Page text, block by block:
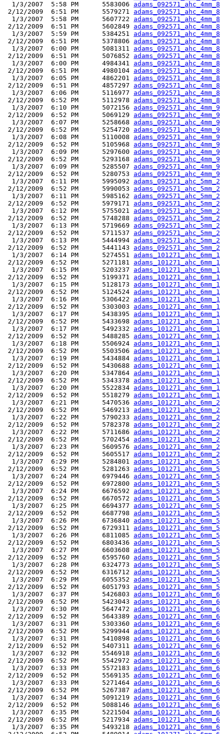
  1/3/2007  5:58 PM      5583006
2/12/2009  6:51 PM      5579271
  1/3/2007  5:58 PM      5607722
2/12/2009  6:51 PM      5602849
  1/3/2007  5:59 PM      5384251
2/12/2009  6:51 PM      5378806
  1/3/2007  6:00 PM      5081311
2/12/2009  6:51 PM      5076852
  1/3/2007  6:00 PM      4984341
2/12/2009  6:51 PM      4980104
  1/3/2007  6:05 PM      4862201
2/12/2009  6:51 PM      4857297
  1/3/2007  6:06 PM      5116977
2/12/2009  6:52 PM      5112978
  1/3/2007  6:10 PM      5072156
2/12/2009  6:52 PM      5069129
  1/3/2007  6:07 PM      5258668
2/12/2009  6:52 PM      5254720
  1/3/2007  6:08 PM      5110008
2/12/2009  6:52 PM      5105968
  1/3/2007  6:09 PM      5297600
2/12/2009  6:52 PM      5293168
  1/3/2007  6:09 PM      5285507
2/12/2009  6:52 PM      5280753
  1/3/2007  6:11 PM      5995092
2/12/2009  6:52 PM      5990053
  1/3/2007  6:11 PM      5985162
2/12/2009  6:52 PM      5979171
  1/3/2007  6:12 PM      5755021
2/12/2009  6:52 PM      5748288
  1/3/2007  6:13 PM      5719669
2/12/2009  6:52 PM      5711537
  1/3/2007  6:13 PM      5444994
2/12/2009  6:52 PM      5441143
  1/3/2007  6:14 PM      5274551
2/12/2009  6:52 PM      5271181
  1/3/2007  6:15 PM      5203237
2/12/2009  6:52 PM      5199371
  1/3/2007  6:15 PM      5128173
2/12/2009  6:52 PM      5124524
  1/3/2007  6:16 PM      5306422
2/12/2009  6:52 PM      5303003
  1/3/2007  6:17 PM      5438395
2/12/2009  6:52 PM      5433698
  1/3/2007  6:17 PM      5492332
2/12/2009  6:52 PM      5488285
  1/3/2007  6:18 PM      5506924
2/12/2009  6:52 PM      5503506
  1/3/2007  6:19 PM      5434884
2/12/2009  6:52 PM      5430688
  1/3/2007  6:20 PM      5347864
2/12/2009  6:52 PM      5343378
  1/3/2007  6:20 PM      5522834
2/12/2009  6:52 PM      5518279
  1/3/2007  6:21 PM      5470536
2/12/2009  6:52 PM      5469213
  1/3/2007  6:22 PM      5790233
2/12/2009  6:52 PM      5782378
  1/3/2007  6:22 PM      5711686
2/12/2009  6:52 PM      5702454
  1/3/2007  6:23 PM      5609576
2/12/2009  6:52 PM      5605517
  1/3/2007  6:29 PM      5284801
2/12/2009  6:52 PM      5281263
  1/3/2007  6:24 PM      6979446
2/12/2009  6:52 PM      6972800
  1/3/2007  6:24 PM      6676592
2/12/2009  6:52 PM      6670572
  1/3/2007  6:25 PM      6694377
2/12/2009  6:52 PM      6687798
  1/3/2007  6:26 PM      6736840
2/12/2009  6:52 PM      6729311
  1/3/2007  6:26 PM      6811085
2/12/2009  6:52 PM      6803436
  1/3/2007  6:27 PM      6603608
2/12/2009  6:52 PM      6595760
  1/3/2007  6:28 PM      6324773
2/12/2009  6:52 PM      6316712
  1/3/2007  6:29 PM      6055352
2/12/2009  6:52 PM      6051793
  1/3/2007  6:37 PM      5426803
2/12/2009  6:52 PM      5423043
  1/3/2007  6:30 PM      5647472
2/12/2009  6:52 PM      5643389
  1/3/2007  6:31 PM      5303360
2/12/2009  6:52 PM      5299944
  1/3/2007  6:31 PM      5410898
2/12/2009  6:52 PM      5407311
  1/3/2007  6:32 PM      5546918
2/12/2009  6:52 PM      5542972
  1/3/2007  6:33 PM      5572183
2/12/2009  6:52 PM      5569135
  1/3/2007  6:33 PM      5271464
2/12/2009  6:52 PM      5267387
  1/3/2007  6:34 PM      5091219
2/12/2009  6:52 PM      5088146
  1/3/2007  6:35 PM      5221504
2/12/2009  6:52 PM      5217934
  1/3/2007  6:35 PM      5493218